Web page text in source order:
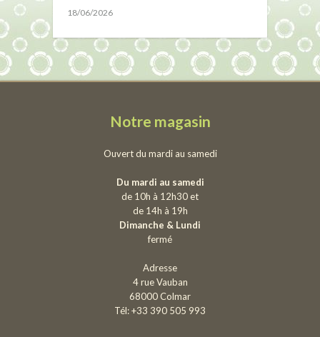
18/06/2026
Notre magasin
Ouvert du mardi au samedi
Du mardi au samedi
de 10h à 12h30 et
de 14h à 19h
Dimanche & Lundi
fermé
Adresse
4 rue Vauban
68000 Colmar
Tél: +33 390 505 993